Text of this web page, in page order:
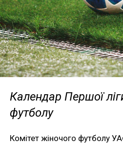
Календар Першої
футболу
Комітет жіночого футболу